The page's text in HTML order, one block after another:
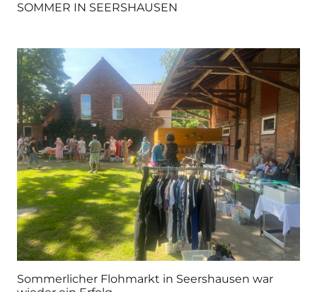
SOMMER IN SEERSHAUSEN
Sommerlicher Flohmarkt in Seershausen war